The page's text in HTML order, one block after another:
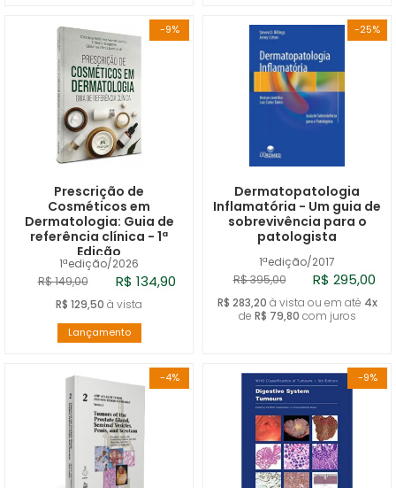
-9%
1ªedição/2026
Prescrição de
Cosméticos em
Dermatologia: Guia de
referência clínica - 1ª
Edição
R$ 149,00 R$ 134,90
R$ 129,50 à vista
Lançamento
-25%
1ªedição/2017
Dermatopatologia
Inflamatória - Um guia de
sobrevivência para o
patologista
R$ 395,00 R$ 295,00
R$ 283,20 à vista ou em até 4x
de R$ 79,80 com juros
-4% -9%